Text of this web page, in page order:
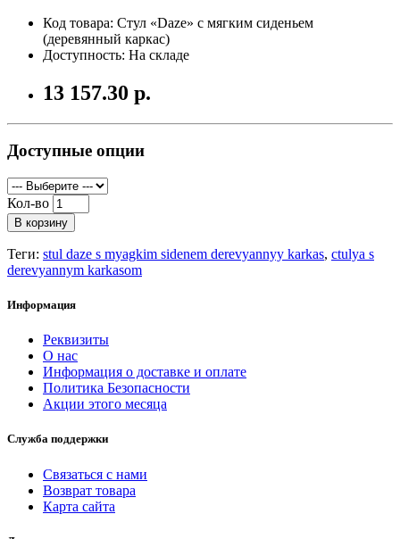
Код товара: Стул «Daze» с мягким сиденьем
(деревянный каркас)
Доступность: На складе
13 157.30 р.
Доступные опции
Кол-во
В корзину
Теги: stul daze s myagkim sidenem derevyannyy karkas, ctulya s
derevyannym karkasom
Информация
Реквизиты
О нас
Информация о доставке и оплате
Политика Безопасности
Акции этого месяца
Служба поддержки
Связаться с нами
Возврат товара
Карта сайта